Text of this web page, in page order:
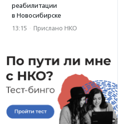
реабилитации
в Новосибирске
13:15 · Прислано НКО